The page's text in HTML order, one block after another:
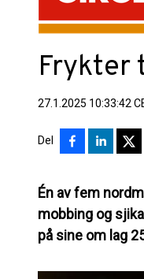
Frykter
27.1.2025 10:33:42
Del
Én av fem
mobbing og
på sine om lag